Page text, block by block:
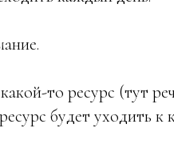
то ресурс (тут
будет уходить к